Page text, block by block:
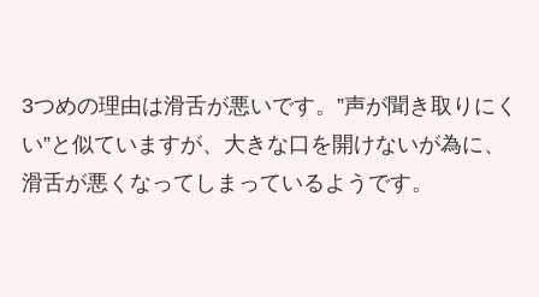
3つめの理由は滑舌が悪いです。”声が聞き取りにく
い”と似ていますが、大きな口を開けないが為に、
滑舌が悪くなってしまっているようです。